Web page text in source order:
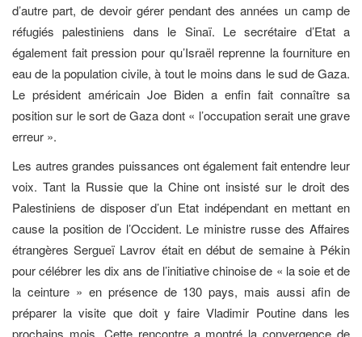
d’autre part, de devoir gérer pendant des années un camp de
réfugiés palestiniens dans le Sinaï. Le secrétaire d’Etat a
également fait pression pour qu’Israël reprenne la fourniture en
eau de la population civile, à tout le moins dans le sud de Gaza.
Le président américain Joe Biden a enfin fait connaître sa
position sur le sort de Gaza dont « l’occupation serait une grave
erreur ».
Les autres grandes puissances ont également fait entendre leur
voix. Tant la Russie que la Chine ont insisté sur le droit des
Palestiniens de disposer d’un Etat indépendant en mettant en
cause la position de l’Occident. Le ministre russe des Affaires
étrangères Sergueï Lavrov était en début de semaine à Pékin
pour célébrer les dix ans de l’initiative chinoise de « la soie et de
la ceinture » en présence de 130 pays, mais aussi afin de
préparer la visite que doit y faire Vladimir Poutine dans les
prochains mois. Cette rencontre a montré la convergence de